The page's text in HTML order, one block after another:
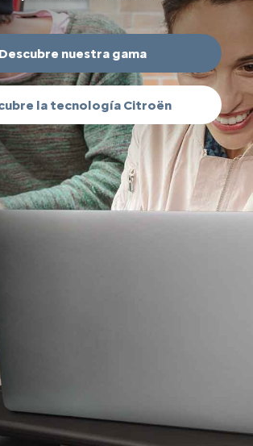
Descubre nuestra gama
la tecnología Citroën